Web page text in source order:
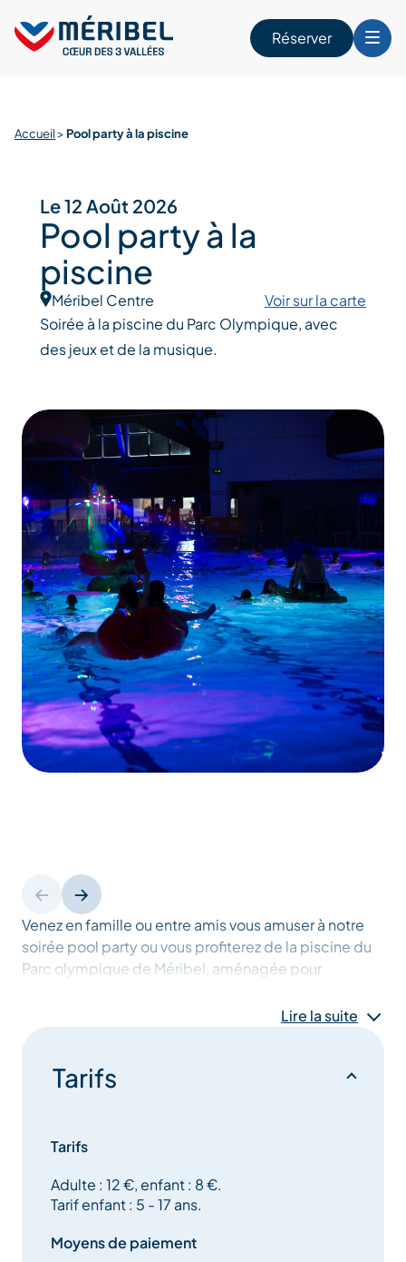
content
Réserver
Accueil > Pool party à la piscine
Venez en famille ou entre amis vous amuser à notre
soirée pool party ou vous profiterez de la piscine du
Parc olympique de Méribel, aménagée pour
musicale sera au rendez-vous et un petit cocktail
Lire la suite
Tarifs
Tarifs
Adulte : 12 €, enfant : 8 €.
Tarif enfant : 5 - 17 ans.
Moyens de paiement
Le 12 Août 2026
Pool party à la
piscine
Méribel Centre
Voir sur la carte
Soirée à la piscine du Parc Olympique, avec
des jeux et de la musique.